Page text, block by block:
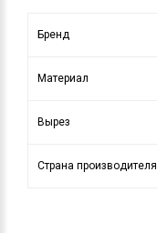
Бренд
Материал
Вырез
Страна производителя